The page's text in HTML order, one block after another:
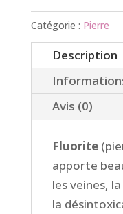
Catégorie : Pierre
Description
Avis (0)
Fluorite
apporte
les veines,
la